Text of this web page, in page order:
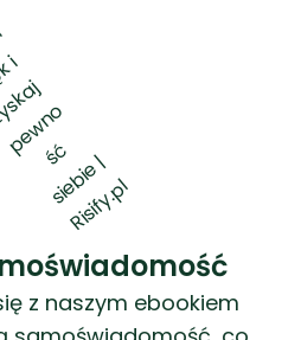
z naszym ebookiem